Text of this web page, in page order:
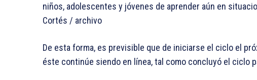
niños, adolescentes y jóvenes de aprender aún en
Cortés / archivo
De esta forma, es previsible que de iniciarse el ciclo el
éste continúe siendo en línea, tal como concluyó el ciclo